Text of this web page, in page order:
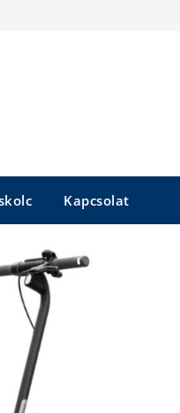
Kapcsolat